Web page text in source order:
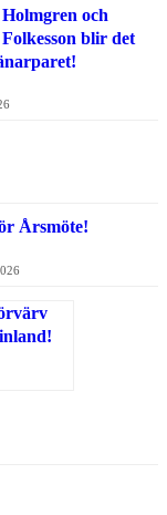
och
blir det
Årsmöte!